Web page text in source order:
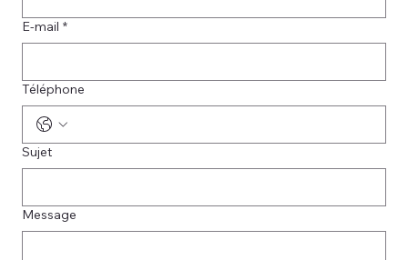
E-mail *
Téléphone
Sujet
Message